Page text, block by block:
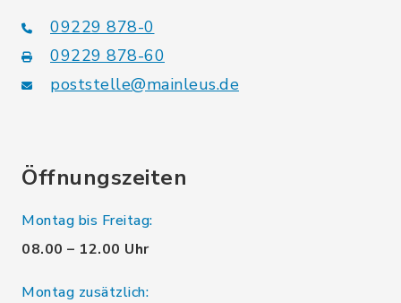
09229 878-0
09229 878-60
poststelle@mainleus.de
Öffnungszeiten
Montag bis Freitag:
08.00 – 12.00 Uhr
Montag zusätzlich: